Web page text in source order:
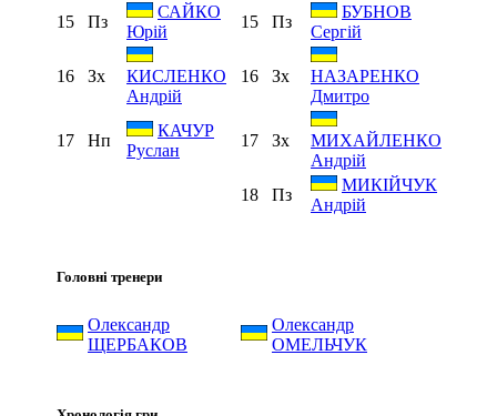
15
Пз
САЙКО
Юрій
15 Пз
БУБНОВ
Сергій
16 Зх
КИСЛЕНКО
Андрій
16 Зх
НАЗАРЕНКО
Дмитро
17 Нп
КАЧУР
Руслан
17 Зх
МИХАЙЛЕНКО
Андрій
18
Пз
МИКІЙЧУК
Андрій
Головні тренери
Олександр
ЩЕРБАКОВ
Олександр
ОМЕЛЬЧУК